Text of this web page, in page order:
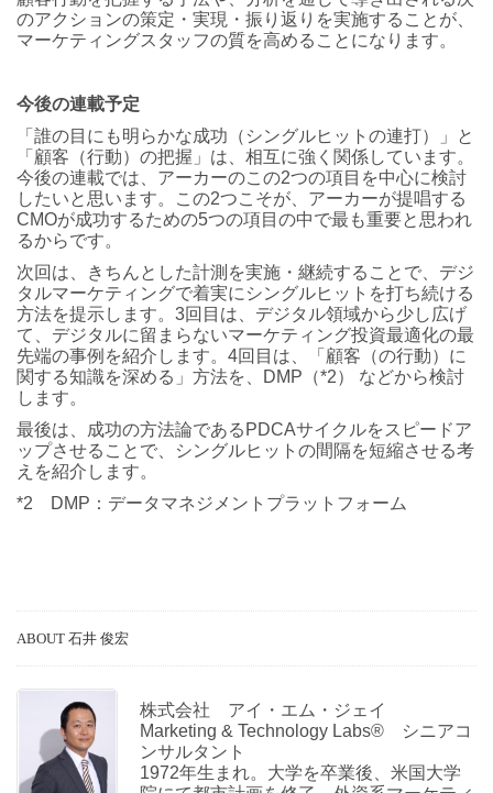
のアクションの策定・実現・振り返りを実施することが、
マーケティングスタッフの質を高めることになります。
今後の連載予定
「誰の目にも明らかな成功（シングルヒットの連打）」と
「顧客（行動）の把握」は、相互に強く関係しています。
今後の連載では、アーカーのこの2つの項目を中心に検討
したいと思います。この2つこそが、アーカーが提唱する
CMOが成功するための5つの項目の中で最も重要と思われ
るからです。
次回は、きちんとした計測を実施・継続することで、デジ
タルマーケティングで着実にシングルヒットを打ち続ける
方法を提示します。3回目は、デジタル領域から少し広げ
て、デジタルに留まらないマーケティング投資最適化の最
先端の事例を紹介します。4回目は、「顧客（の行動）に
関する知識を深める」方法を、DMP（*2） などから検討
します。
最後は、成功の方法論であるPDCAサイクルをスピードア
ップさせることで、シングルヒットの間隔を短縮させる考
えを紹介します。
*2 DMP：データマネジメントプラットフォーム
ABOUT 石井 俊宏
株式会社 アイ・エム・ジェイ
Marketing & Technology Labs® シニアコ
ンサルタント
1972年生まれ。大学を卒業後、米国大学